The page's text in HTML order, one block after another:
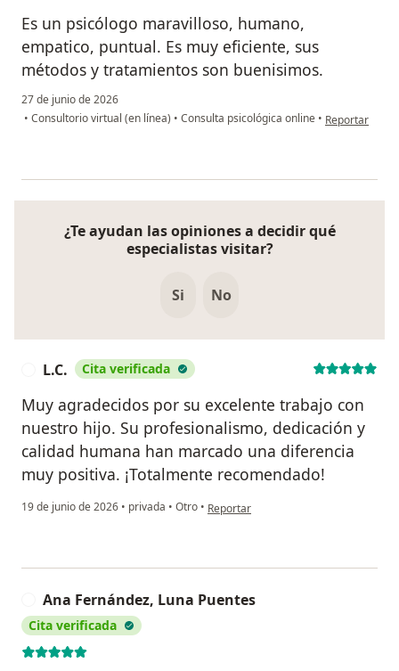
Es un psicólogo maravilloso, humano,
empatico, puntual. Es muy eficiente, sus
métodos y tratamientos son buenisimos.
27 de junio de 2026
• Consultorio virtual (en línea) • Consulta psicológica online • en opinión del
Reportar
¿Te ayudan las opiniones a decidir qué
especialistas visitar?
Si No
L.C. Cita verificada
Muy agradecidos por su excelente trabajo con
nuestro hijo. Su profesionalismo, dedicación y
calidad humana han marcado una diferencia
muy positiva. ¡Totalmente recomendado!
19 de junio de 2026 • privada • Otro • en opinión del usuario L.C.
Reportar
Ana Fernández, Luna Puentes
Cita verificada